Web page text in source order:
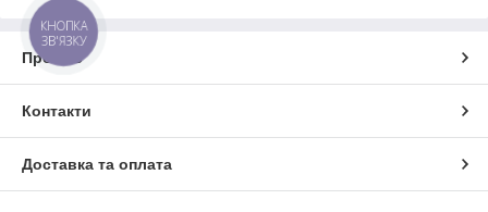
Про нас
Контакти
Доставка та оплата
КНОПКА
ЗВ'ЯЗКУ